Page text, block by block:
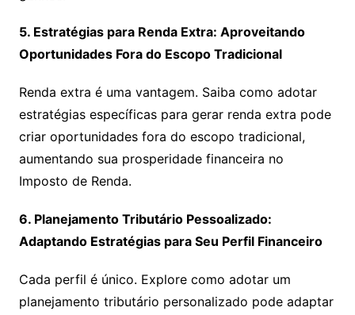
5. Estratégias para Renda Extra: Aproveitando
Oportunidades Fora do Escopo Tradicional
Renda extra é uma vantagem. Saiba como adotar
estratégias específicas para gerar renda extra pode
criar oportunidades fora do escopo tradicional,
aumentando sua prosperidade financeira no
Imposto de Renda.
6. Planejamento Tributário Pessoalizado:
Adaptando Estratégias para Seu Perfil Financeiro
Cada perfil é único. Explore como adotar um
planejamento tributário personalizado pode adaptar